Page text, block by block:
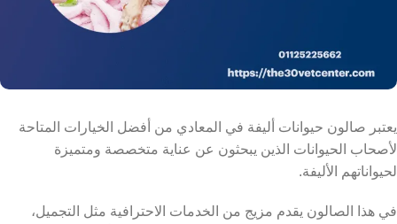
يعتبر صالون حيوانات أليفة في المعادي من أفضل الخيارات المتاحة
لأصحاب الحيوانات الذين يبحثون عن عناية متخصصة ومتميزة
لحيواناتهم الأليفة.
في هذا الصالون يقدم مزيج من الخدمات الاحترافية مثل التجميل،